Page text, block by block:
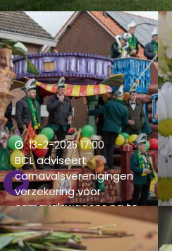
13-2-2025 17:00
BCL adviseert
carnavalsverenigingen
verzekering voor
carnavalswagens na te
kijken